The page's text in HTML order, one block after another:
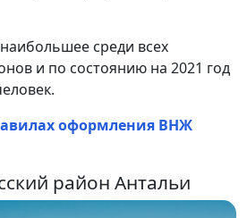
среди всех
и по состоянию на 2021 год
оформления ВНЖ
район Антальи